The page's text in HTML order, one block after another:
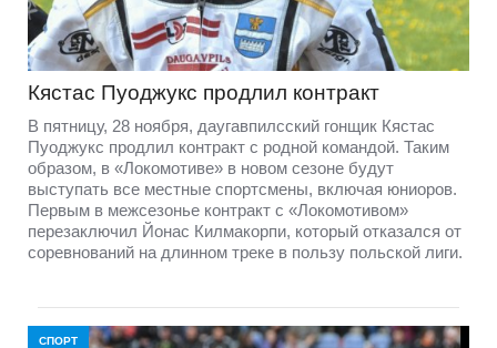
Кястас Пуоджукс продлил контракт
В пятницу, 28 ноября, даугавпилсский гонщик Кястас
Пуоджукс продлил контракт с родной командой. Таким
образом, в «Локомотиве» в новом сезоне будут
выступать все местные спортсмены, включая юниоров.
Первым в межсезонье контракт с «Локомотивом»
перезаключил Йонас Килмакорпи, который отказался от
соревнований на длинном треке в пользу польской лиги.
СПОРТ